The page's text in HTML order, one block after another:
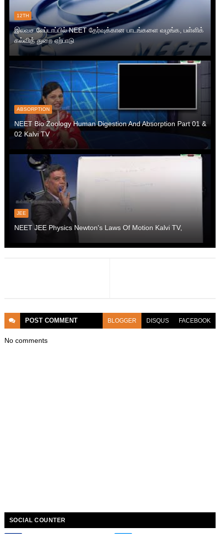
12TH
இலவச லேப்டாப்பில் NEET தேர்வுக்கான பாடங்களை வழங்க, பள்ளிக்
கல்வித் துறை ஏற்பாடு
ABSORPTION
NEET Bio Zoology Human Digestion And Absorption Part 01 &
02 Kalvi TV
JEE
NEET JEE Physics Newton's Laws Of Motion Kalvi TV,
POST COMMENT BLOGGER DISQUS FACEBOOK
No comments
SOCIAL COUNTER